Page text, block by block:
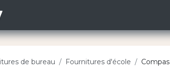
de bureau Fournitures d'école Compas